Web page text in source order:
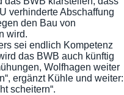
verhinderte Abschaffung
den Bau von
wird.
sei endlich Kompetenz
das BWB auch künftig
Wolfhagen weiter
ergänzt Kühle und weiter:
scheitern“.